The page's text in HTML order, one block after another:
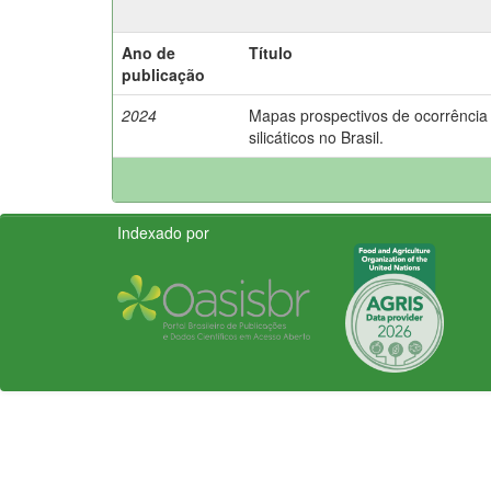
Ano de
publicação
Título
2024
Mapas prospectivos de
silicáticos no Brasil.
Indexado por